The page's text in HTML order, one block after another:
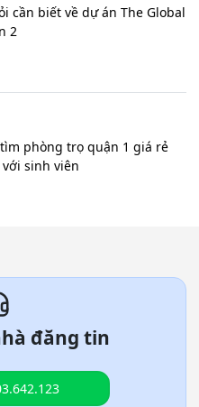
cần biết về dự án The Global
2
phòng trọ quận 1 giá rẻ
sinh viên
đăng tin